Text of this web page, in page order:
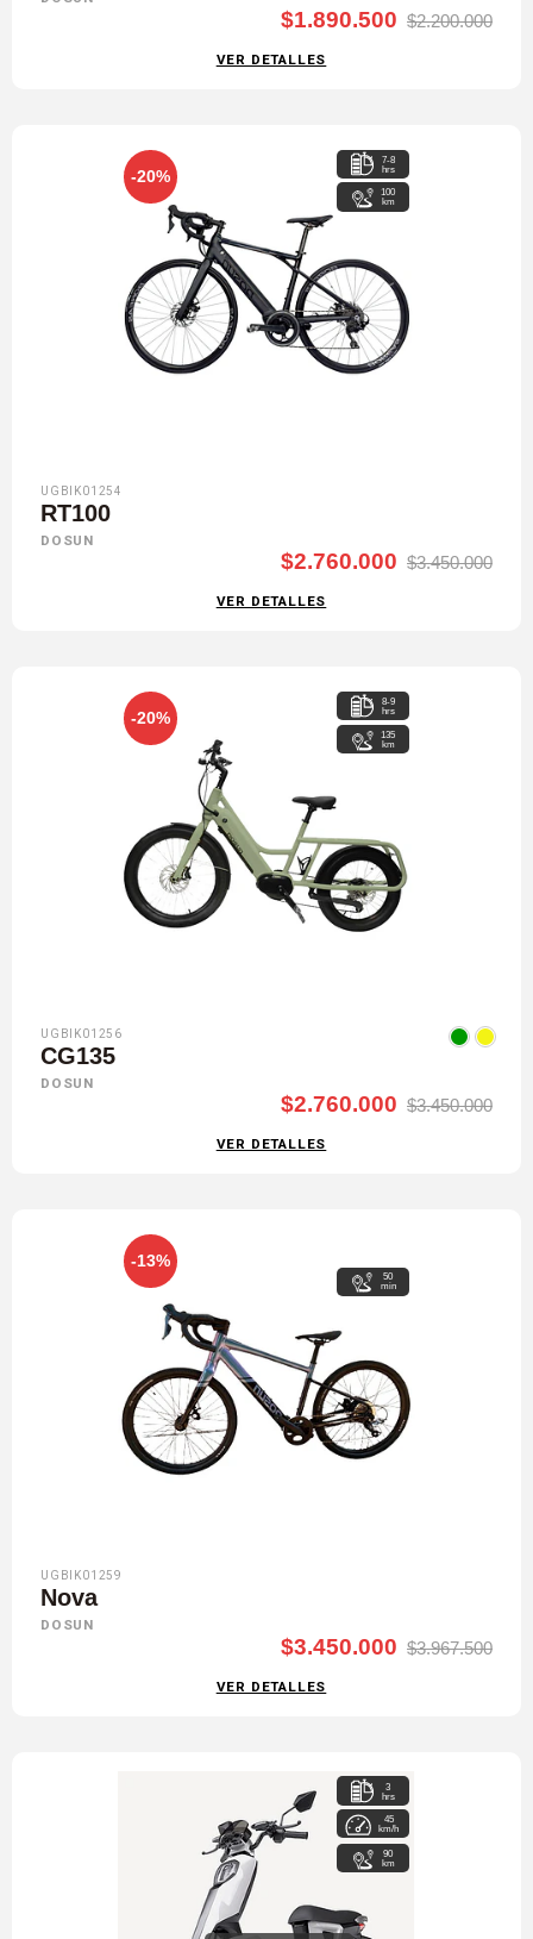
$1.890.500 $2.200.000
VER DETALLES
-20%
7-8
hrs
100
km
UGBIK01254
RT100
DOSUN
$2.760.000 $3.450.000
VER DETALLES
-20%
8-9
hrs
135
km
UGBIK01256
CG135
DOSUN
$2.760.000 $3.450.000
VER DETALLES
-13%
50
min
UGBIK01259
Nova
DOSUN
$3.450.000 $3.967.500
VER DETALLES
3
hrs
45
km/h
90
km